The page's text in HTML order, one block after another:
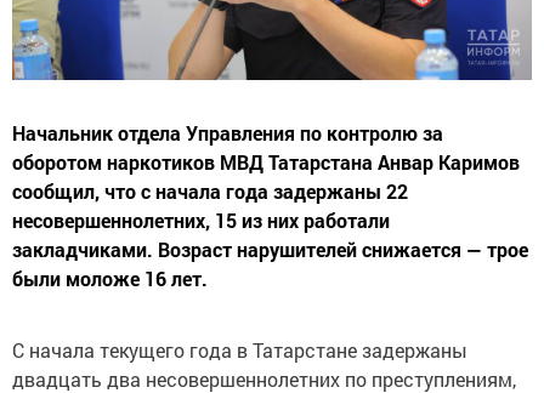
Начальник отдела Управления по контролю за
оборотом наркотиков МВД Татарстана Анвар Каримов
сообщил, что с начала года задержаны 22
несовершеннолетних, 15 из них работали
закладчиками. Возраст нарушителей снижается — трое
были моложе 16 лет.
С начала текущего года в Татарстане задержаны
двадцать два несовершеннолетних по преступлениям,